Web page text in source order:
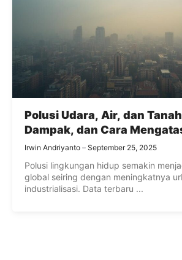
Polusi Udara, Air, dan
Dampak, dan Cara
Irwin Andriyanto September 25, 2025
Polusi lingkungan hidup semakin
global seiring dengan meningkatnya
industrialisasi. Data terbaru ...